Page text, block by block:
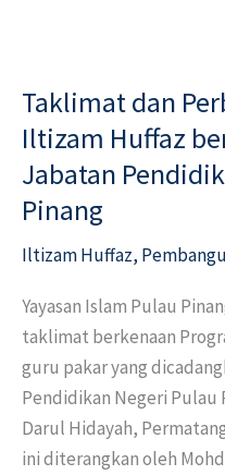
Taklimat dan
Iltizam Huffaz
Jabatan
Pinang
Iltizam Huffaz,
Yayasan Islam Pulau
taklimat berkenaan
guru pakar yang
Pendidikan Negeri
Darul Hidayah,
ini diterangkan oleh
Perbincangan
Program
Iltizam
bersama
Guru
Jabatan
Pendidikan
Negeri
Pulau
Pinang